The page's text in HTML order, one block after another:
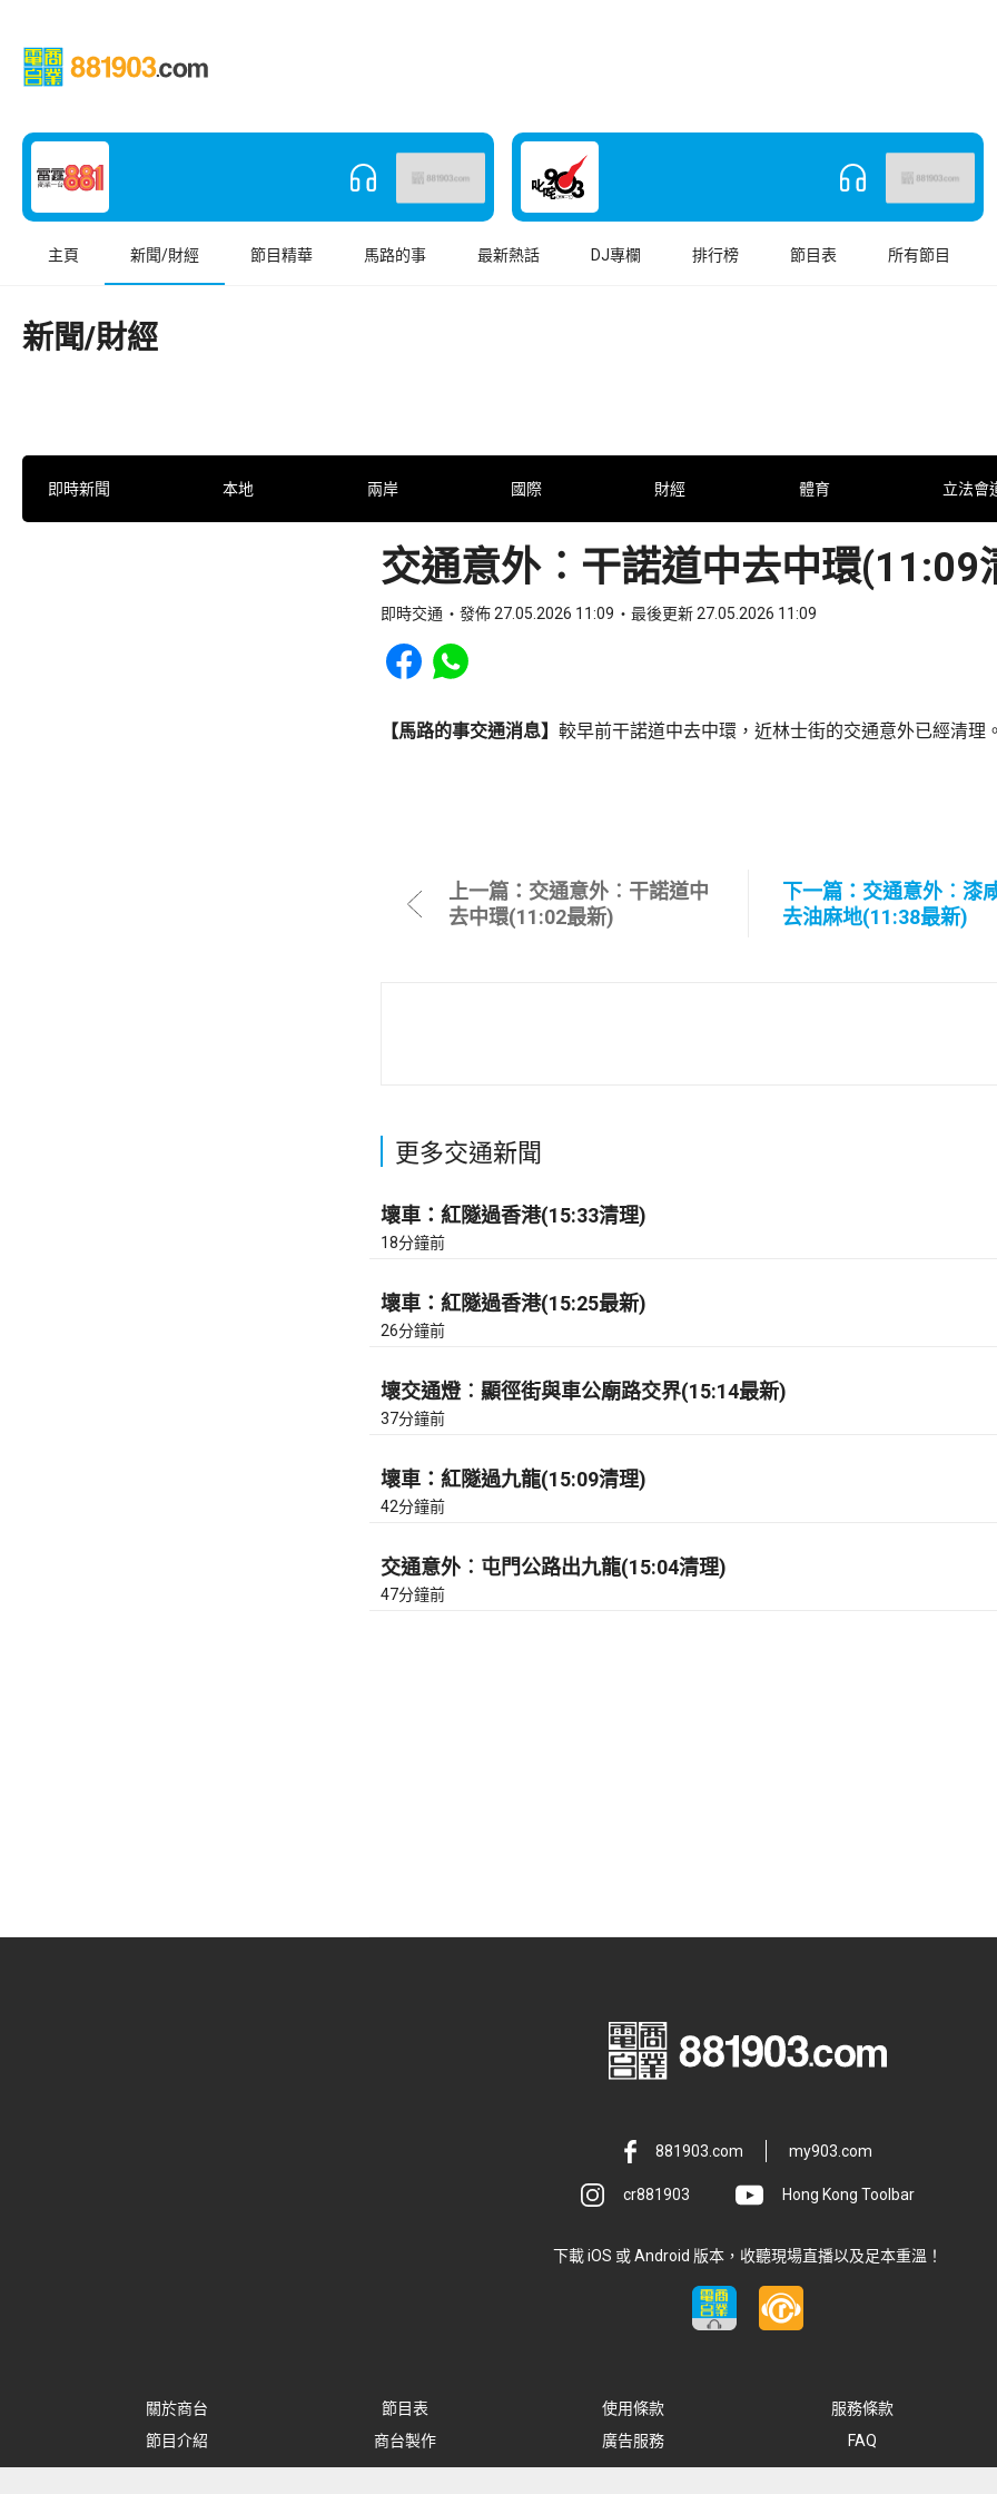
主頁 新聞/財經 節目精華 馬路的事 最新熱話 DJ專欄 排行榜 節目表 所有節目
新聞/財經
即時新聞 本地 兩岸 國際 財經 體育 立法會
交通意外︰干諾道中去中環(11:09
即時交通 發佈 27.05.2026 11:09 最後更新 27.05.2026 11:09
Share to Facebook
Share to WhatsApp
【馬路的事交通消息】 較早前干諾道中去中環，近林士街的交通意外已經清理。
上一篇：交通意外︰干諾道中
去中環(11:02最新)
下一篇：交通意外︰漆
去油麻地(11:38最新)
更多交通新聞
壞車：紅隧過香港(15:33清理)
18分鐘前
壞車：紅隧過香港(15:25最新)
26分鐘前
壞交通燈︰顯徑街與車公廟路交界(15:14最新)
37分鐘前
壞車：紅隧過九龍(15:09清理)
42分鐘前
交通意外︰屯門公路出九龍(15:04清理)
47分鐘前
881903.com my903.com
cr881903 Hong Kong Toolbar
下載 iOS 或 Android 版本，收聽現場直播以及足本重溫！
關於商台 節目表 使用條款 服務條款
節目介紹
商台製作 廣告服務 FAQ